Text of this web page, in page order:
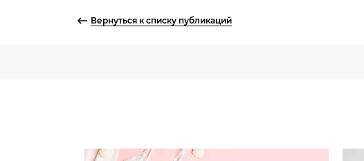
Вернуться к списку публикаций